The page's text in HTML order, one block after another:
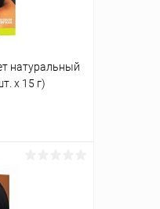
натуральный
х 15 г)